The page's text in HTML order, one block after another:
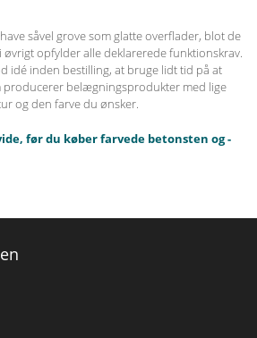
såvel grove som glatte overflader, blot de
opfylder alle deklarerede funktionskrav.
idé inden bestilling, at bruge lidt tid på at
belægningsprodukter med lige
og den farve du ønsker.
før du køber farvede betonsten og -